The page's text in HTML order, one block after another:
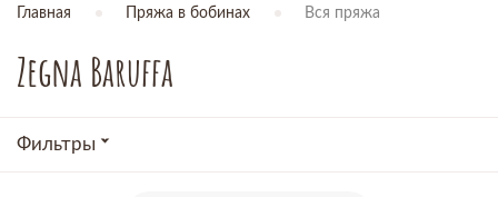
Главная Пряжа в бобинах Вся пряжа
Zegna Baruffa
Фильтры